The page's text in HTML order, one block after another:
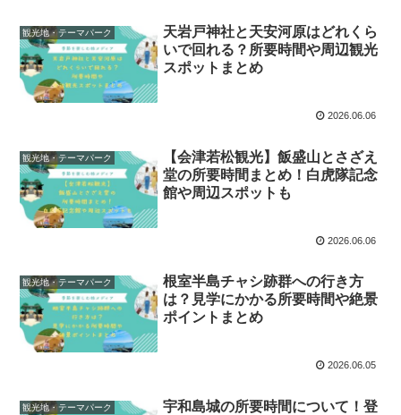
観光地・テーマパーク
天岩戸神社と天安河原はどれくら
いで回れる？所要時間や周辺観光
スポットまとめ
2026.06.06
観光地・テーマパーク
【会津若松観光】飯盛山とさざえ
堂の所要時間まとめ！白虎隊記念
館や周辺スポットも
2026.06.06
観光地・テーマパーク
根室半島チャシ跡群への行き方
は？見学にかかる所要時間や絶景
ポイントまとめ
2026.06.05
観光地・テーマパーク
宇和島城の所要時間について！登